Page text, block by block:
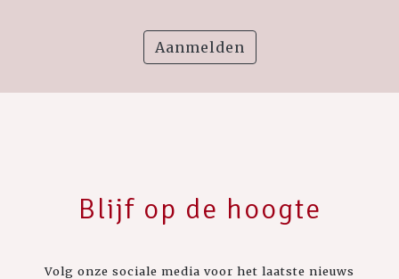
Aanmelden
Blijf op de hoogte
Volg onze sociale media voor het laatste nieuws